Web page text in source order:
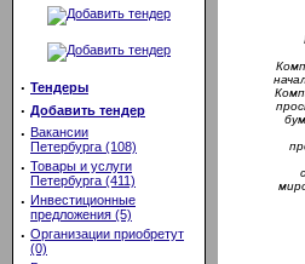
· Тендеры
· Добавить тендер
· Вакансии
Петербурга (108)
· Товары и услуги
Петербурга (411)
· Инвестиционные
предложения (5)
· Организации приобретут
(0)